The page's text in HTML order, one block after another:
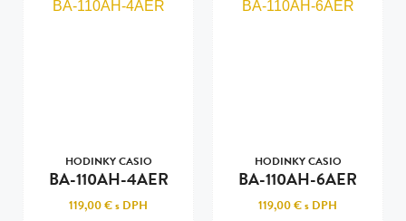
HODINKY CASIO
BA-110AH-4AER
119,00 €s DPH
HODINKY CASIO
BA-110AH-6AER
119,00 €s DPH